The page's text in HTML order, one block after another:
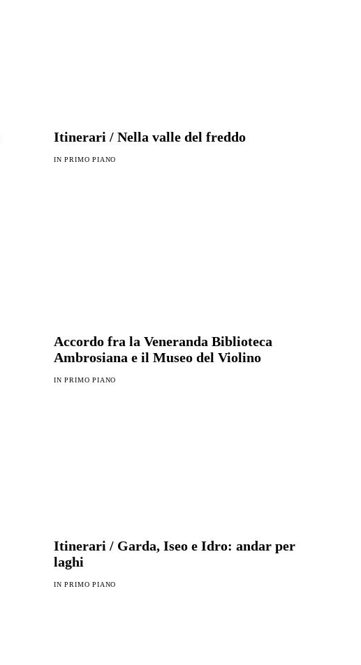
Itinerari / Nella valle del freddo
IN PRIMO PIANO
Accordo fra la Veneranda Biblioteca
Ambrosiana e il Museo del Violino
IN PRIMO PIANO
Itinerari / Garda, Iseo e Idro: andar per
laghi
IN PRIMO PIANO